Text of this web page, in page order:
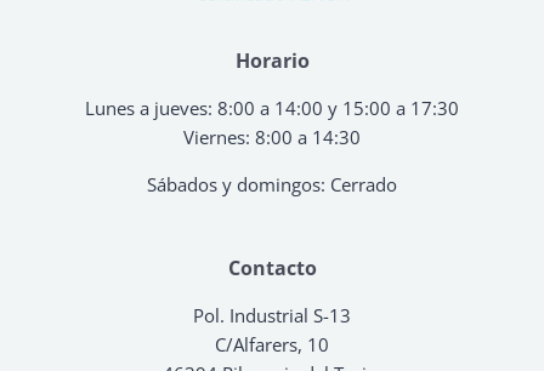
Contacto
Pol. Industrial S-13
C/Alfarers, 10
Horario
Lunes a jueves: 8:00 a 14:00 y 15:00 a 17:30
Viernes: 8:00 a 14:30
Sábados y domingos: Cerrado